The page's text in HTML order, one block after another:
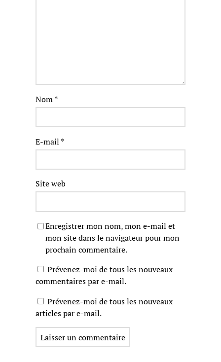
Nom*
E-mail *
Site web
Enregistrer mon nom, mon e-mail et
mon site dans le navigateur pour mon
prochain commentaire.
Prévenez-moi de tous les nouveaux
commentaires par e-mail.
Prévenez-moi de tous les nouveaux
articles par e-mail.